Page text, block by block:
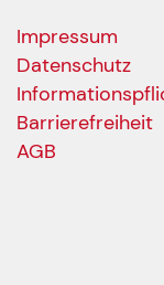
Impressum
Datenschutz
Barrierefreiheit
AGB